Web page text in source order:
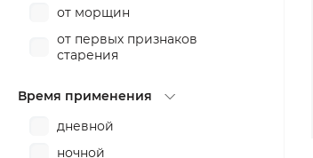
от морщин
от первых признаков
старения
питание
против воспалений
Время применения
дневной
ночной